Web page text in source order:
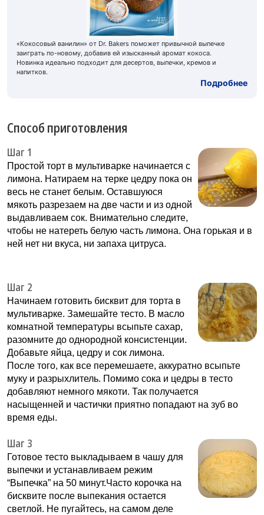
«Кокосовый ванилин» от Dr. Bakers поможет привычной выпечке
заиграть по-новому, добавив ей изысканный аромат кокоса.
Новинка идеально подходит для десертов, выпечки, кремов и
напитков.
Подробнее
Способ приготовления
Шаг 1
Простой торт в мультиварке начинается с
лимона. Натираем на терке цедру пока он
весь не станет белым. Оставшуюся
мякоть разрезаем на две части и из одной
выдавливаем сок. Внимательно следите,
чтобы не натереть белую часть лимона. Она горькая и в
ней нет ни вкуса, ни запаха цитруса.
Шаг 2
Начинаем готовить бисквит для торта в
мультиварке. Замешайте тесто. В масло
комнатной температуры всыпьте сахар,
разомните до однородной консистенции.
Добавьте яйца, цедру и сок лимона.
После того, как все перемешаете, аккуратно всыпьте
муку и разрыхлитель. Помимо сока и цедры в тесто
добавляют немного мякоти. Так получается
насыщенней и частички приятно попадают на зуб во
время еды.
Шаг 3
Готовое тесто выкладываем в чашу для
выпечки и устанавливаем режим
“Выпечка” на 50 минут.Часто корочка на
бисквите после выпекания остается
светлой. Не пугайтесь, на самом деле